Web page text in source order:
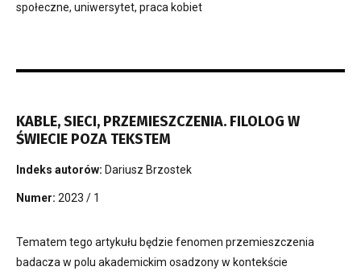
społeczne, uniwersytet, praca kobiet
KABLE, SIECI, PRZEMIESZCZENIA. FILOLOG W
ŚWIECIE POZA TEKSTEM
Indeks autorów: Dariusz Brzostek
Numer: 2023 / 1
Tematem tego artykułu będzie fenomen przemieszczenia
badacza w polu akademickim osadzony w kontekście